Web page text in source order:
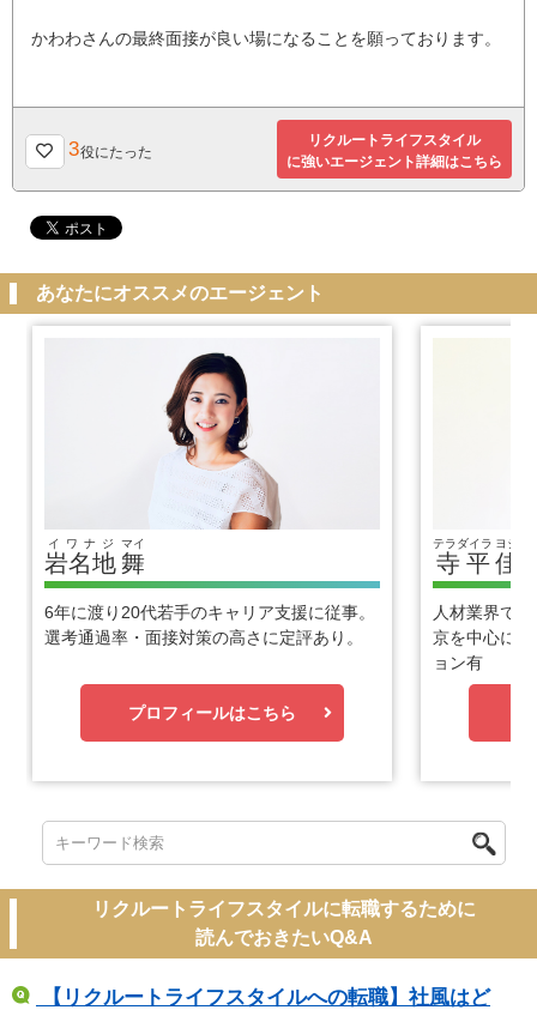
かわわさんの最終面接が良い場になることを願っております。
3役にたった
リクルートライフスタイル
に強いエージェント詳細はこちら
あなたにオススメのエージェント
岩名地
イワナジ
舞
マイ
6年に渡り20代若手のキャリア支援に従事。
選考通過率・面接対策の高さに定評あり。
プロフィールはこちら
寺平
テラダイラ
佳
ヨシヒ
人材業界で
京を中心に
ョン有
リクルートライフスタイルに転職するために
読んでおきたいQ&A
【リクルートライフスタイルへの転職】社風はど